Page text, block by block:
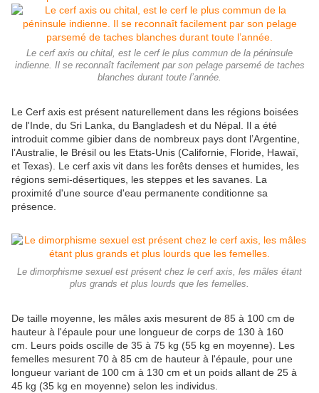
Le cerf axis ou chital, est le cerf le plus commun de la péninsule
indienne. Il se reconnaît facilement par son pelage parsemé de taches
blanches durant toute l’année.
Le Cerf axis est présent naturellement dans les régions boisées
de l'Inde, du Sri Lanka, du Bangladesh et du Népal. Il a été
introduit comme gibier dans de nombreux pays dont l’Argentine,
l’Australie, le Brésil ou les Etats-Unis (Californie, Floride, Hawaï,
et Texas). Le cerf axis vit dans les forêts denses et humides, les
régions semi-désertiques, les steppes et les savanes. La
proximité d'une source d'eau permanente conditionne sa
présence.
Le dimorphisme sexuel est présent chez le cerf axis, les mâles étant
plus grands et plus lourds que les femelles.
De taille moyenne, les mâles axis mesurent de 85 à 100 cm de
hauteur à l'épaule pour une longueur de corps de 130 à 160
cm. Leurs poids oscille de 35 à 75 kg (55 kg en moyenne). Les
femelles mesurent 70 à 85 cm de hauteur à l'épaule, pour une
longueur variant de 100 cm à 130 cm et un poids allant de 25 à
45 kg (35 kg en moyenne) selon les individus.